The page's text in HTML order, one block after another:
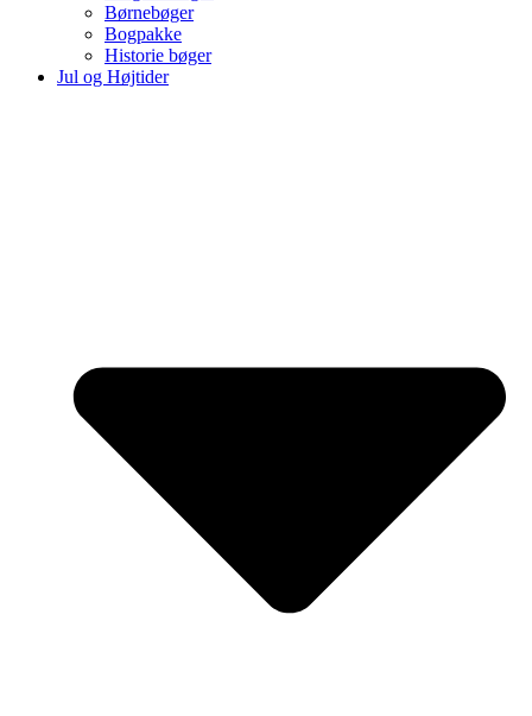
Børnebøger
Bogpakke
Historie bøger
Jul og Højtider